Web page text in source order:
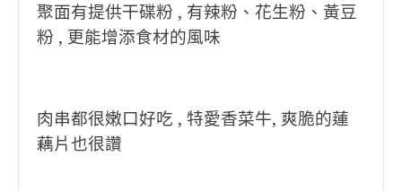
聚面有提供干碟粉 , 有辣粉、花生粉、黃豆
粉 , 更能增添食材的風味
肉串都很嫩口好吃 , 特愛香菜牛, 爽脆的蓮
藕片也很讚